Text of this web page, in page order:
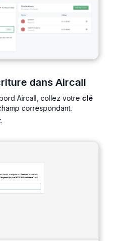
dans Aircall
Aircall, collez votre clé
correspondant.
.